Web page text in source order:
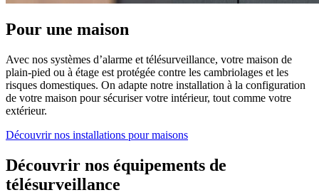
Pour une maison
Avec nos systèmes d’alarme et télésurveillance, votre maison de
plain-pied ou à étage est protégée contre les cambriolages et les
risques domestiques. On adapte notre installation à la configuration
de votre maison pour sécuriser votre intérieur, tout comme votre
extérieur.
Découvrir nos installations pour maisons
Découvrir nos équipements de
télésurveillance